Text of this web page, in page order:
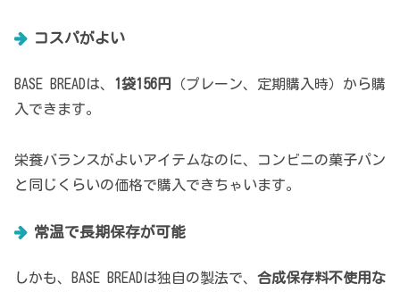
コスパがよい
BASE BREADは、 1袋156円
（プレーン、定期購入時）から購
入できます。
栄養バランスがよいアイテムなのに、コンビニの菓子パン
と同じくらいの価格で購入できちゃいます。
常温で長期保存が可能
しかも、BASE BREADは独自の製法で、 合成保存料不使用な